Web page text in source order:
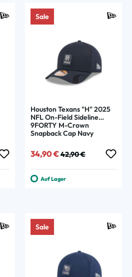
Sale
Houston Texans "H" 2025
NFL On-Field Sideline
9FORTY M-Crown
Snapback Cap Navy
Verkaufspreis:
34,90 € Regulärer Preis:
42,90 €
Auf Lager
Sale